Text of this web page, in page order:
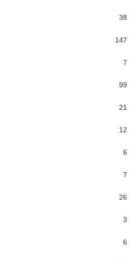
38
147
7
99
21
12
6
7
26
3
6